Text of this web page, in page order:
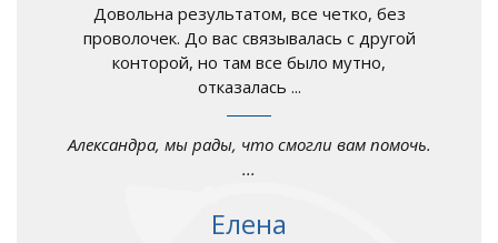
Довольна результатом, все четко, без
проволочек. До вас связывалась с другой
конторой, но там все было мутно,
отказалась ...
Александра, мы рады, что смогли вам помочь.
...
Елена